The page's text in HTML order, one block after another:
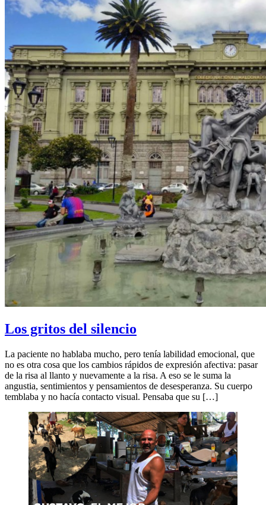
Los gritos del silencio
La paciente no hablaba mucho, pero tenía labilidad emocional, que
no es otra cosa que los cambios rápidos de expresión afectiva: pasar
de la risa al llanto y nuevamente a la risa. A eso se le suma la
angustia, sentimientos y pensamientos de desesperanza. Su cuerpo
temblaba y no hacía contacto visual. Pensaba que su […]